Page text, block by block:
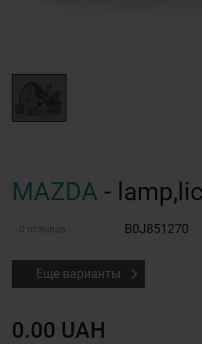
MAZDA -
0 отзывов B0J851270
Еще варианты
0.00 UAH